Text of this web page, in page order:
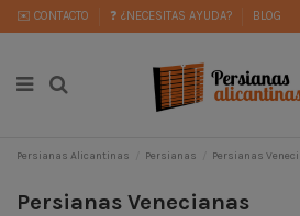
✉️ CONTACTO ❓ ¿NECESITAS AYUDA? BLOG
Persianas Alicantinas Persianas Persianas
Persianas Venecianas